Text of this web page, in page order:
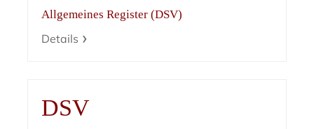
Allgemeines Register (DSV)
Details
DSV